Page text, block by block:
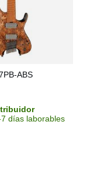
ABS
días laborables